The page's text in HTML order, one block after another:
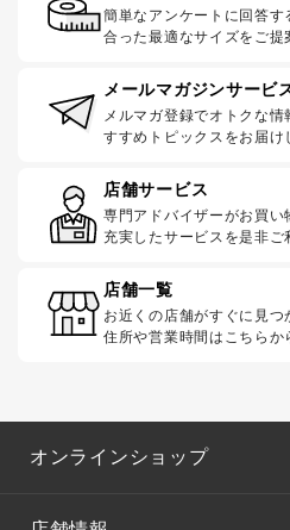
簡単なアンケートに回答
合った最適なサイズをご提
メールマガジンサービ
メルマガ登録でオトクな
すすめトピックスをお届け
店舗サービス
専門アドバイザーがお買い
充実したサービスを是非ご
店舗一覧
お近くの店舗がすぐに見つ
住所や営業時間はこちらか
オンラインショップ